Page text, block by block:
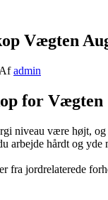
Vægten
Af admin
for Vægten
niveau være højt,
arbejde hårdt og
fra jordrelaterede